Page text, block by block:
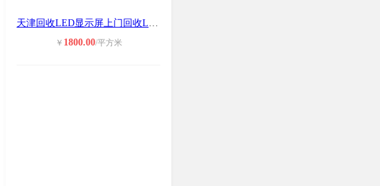
天津回收LED显示屏上门回收LED屏液晶
￥ 1800.00/平方米